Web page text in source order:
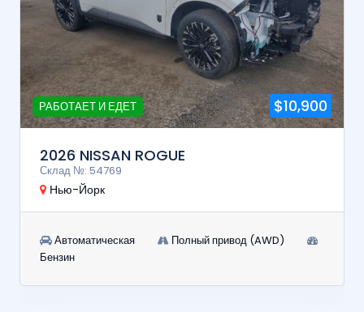
РАБОТАЕТ И ЕДЕТ $10,900
2026 NISSAN ROGUE
Склад №: 54769
Нью-Йорк
Автоматическая
Полный привод (AWD)
Бензин